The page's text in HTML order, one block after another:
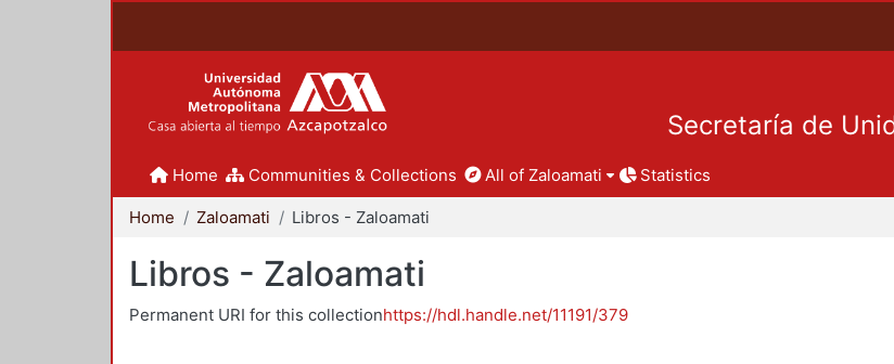
Secretaría de
Home Communities & Collections All of Zaloamati Statistics
Home Zaloamati Libros - Zaloamati
Libros - Zaloamati
Permanent URI for this collectionhttps://hdl.handle.net/11191/379